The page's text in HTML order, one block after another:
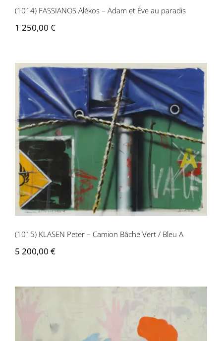
(1014) FASSIANOS Alékos – Adam et Ève au paradis
1 250,00 €
(1015) KLASEN Peter – Camion Bâche
Vert / Bleu A
(1015) KLASEN Peter – Camion Bâche Vert / Bleu A
5 200,00 €